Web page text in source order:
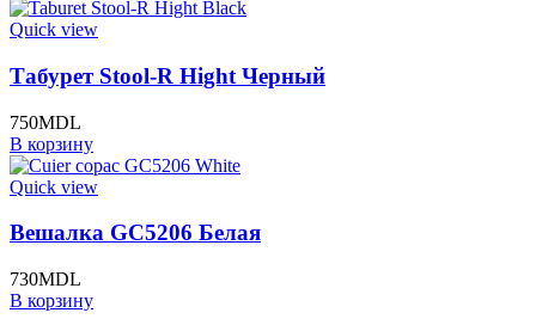
Quick view
Табурет Stool-R Hight Черный
750MDL
В корзину
Quick view
Вешалка GC5206 Белая
730MDL
В корзину